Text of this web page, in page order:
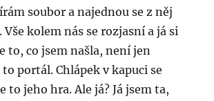
soubor a najednou se z něj
kolem nás se rozjasní a já si
to, co jsem našla, není jen
to portál. Chlápek v kapuci se
to jeho hra. Ale já? Já jsem ta,